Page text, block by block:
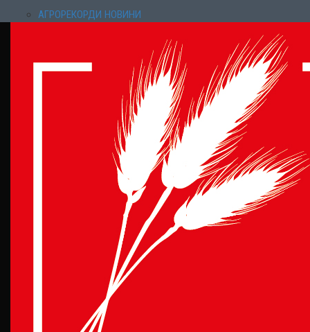
АГРОРЕКОРДИ НОВИНИ